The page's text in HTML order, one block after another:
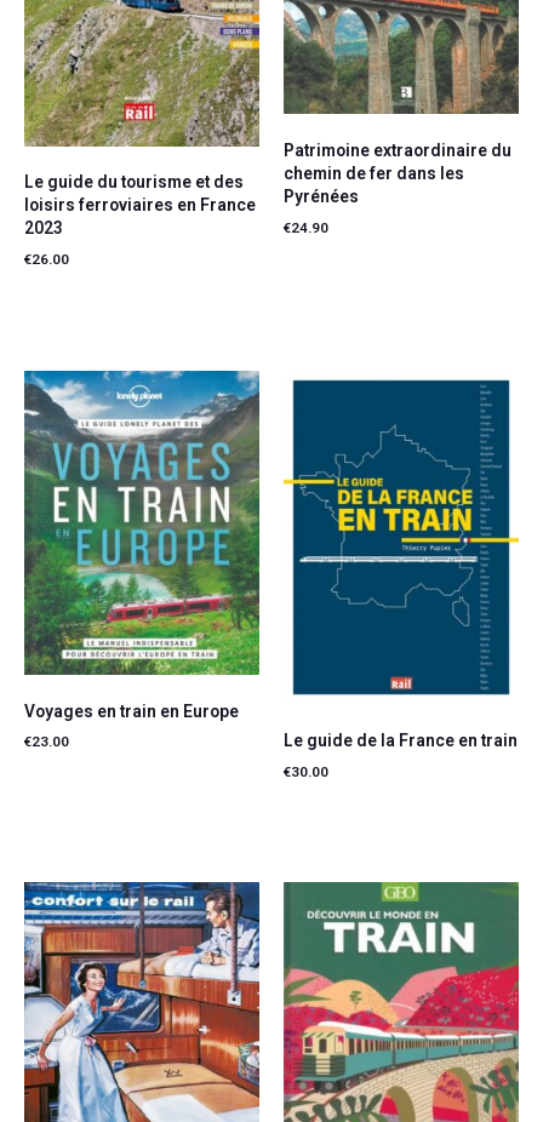
Le guide du tourisme et des
loisirs ferroviaires en France
2023
€26.00
Patrimoine extraordinaire du
chemin de fer dans les
Pyrénées
€24.90
Voyages en train en Europe
€23.00 Le guide de la France en train
€30.00